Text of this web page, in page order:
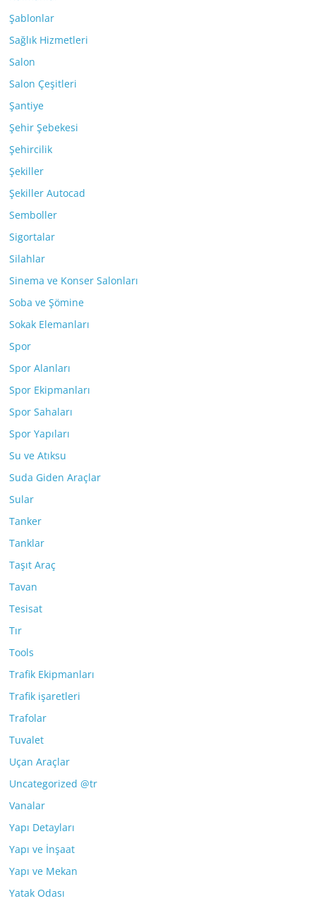
Şablonlar
Sağlık Hizmetleri
Salon
Salon Çeşitleri
Şantiye
Şehir Şebekesi
Şehircilik
Şekiller
Şekiller Autocad
Semboller
Sigortalar
Silahlar
Sinema ve Konser Salonları
Soba ve Şömine
Sokak Elemanları
Spor
Spor Alanları
Spor Ekipmanları
Spor Sahaları
Spor Yapıları
Su ve Atıksu
Suda Giden Araçlar
Sular
Tanker
Tanklar
Taşıt Araç
Tavan
Tesisat
Tır
Tools
Trafik Ekipmanları
Trafik işaretleri
Trafolar
Tuvalet
Uçan Araçlar
Uncategorized @tr
Vanalar
Yapı Detayları
Yapı ve İnşaat
Yapı ve Mekan
Yatak Odası